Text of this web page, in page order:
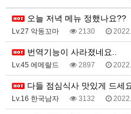
오늘 저녁 메뉴 정했나요??
Lv.27 악동꼬마 2130
번역기능이 사라졌네요..
Lv.45 에메랄드 2897
다들 점심식사 맛있게 드세
Lv.16 한국남자 3132